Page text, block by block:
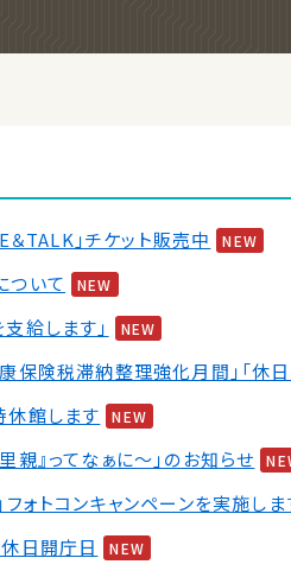
TALK」チケット販売中 NEW
ついて NEW
給します」 NEW
保険税滞納整理強化月間」「休
休館します NEW
』ってなぁに～」のお知らせ
ォトコンキャンペーンを実施しま
日開庁日 NEW